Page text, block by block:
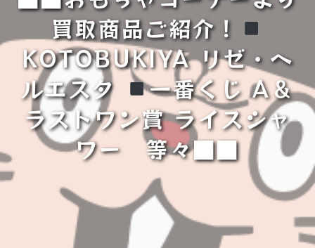
買取商品ご紹介！
KOTOBUKIYA リゼ・ヘ
ルエスタ
一番くじ A＆
ラストワン賞 ライスシャ
ワー 等々■■